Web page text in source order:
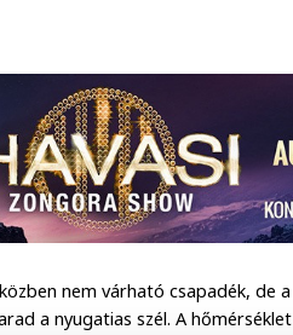
nem várható csapadék, de a
a nyugatias szél. A hőmérséklet